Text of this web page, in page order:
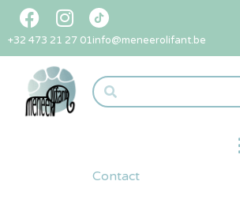
+32 473 21 27 01info@meneerolifant.be
Contact